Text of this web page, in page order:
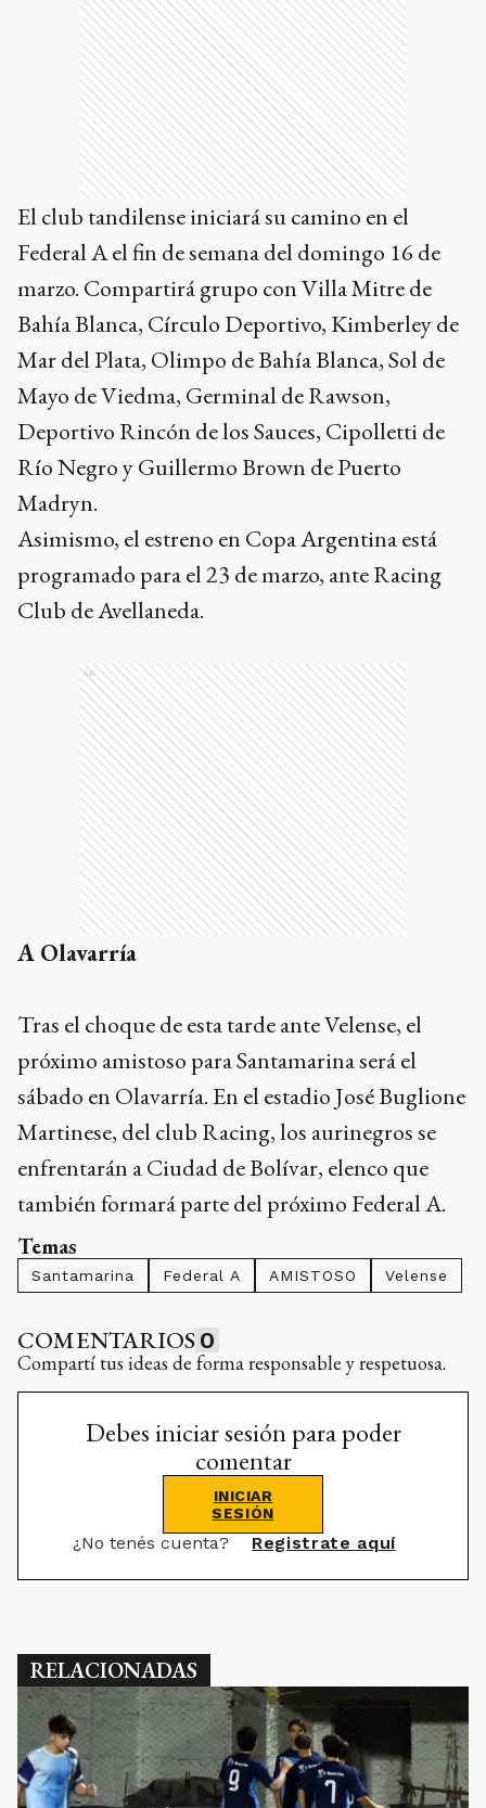
El club tandilense iniciará su camino en el
Federal A el fin de semana del domingo 16 de
marzo. Compartirá grupo con Villa Mitre de
Bahía Blanca, Círculo Deportivo, Kimberley de
Mar del Plata, Olimpo de Bahía Blanca, Sol de
Mayo de Viedma, Germinal de Rawson,
Deportivo Rincón de los Sauces, Cipolletti de
Río Negro y Guillermo Brown de Puerto
Madryn.
Asimismo, el estreno en Copa Argentina está
programado para el 23 de marzo, ante Racing
Club de Avellaneda.
Ads
A Olavarría
Tras el choque de esta tarde ante Velense, el
próximo amistoso para Santamarina será el
sábado en Olavarría. En el estadio José Buglione
Martinese, del club Racing, los aurinegros se
enfrentarán a Ciudad de Bolívar, elenco que
también formará parte del próximo Federal A.
Temas
Santamarina Federal A AMISTOSO Velense
COMENTARIOS 0
Compartí tus ideas de forma responsable y respetuosa.
Debes iniciar sesión para poder
comentar
INICIAR
SESIÓN
¿No tenés cuenta? Registrate aquí
RELACIONADAS